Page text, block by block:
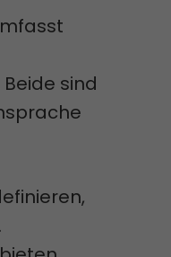
sind